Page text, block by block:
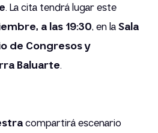
. La cita tendrá lugar este
a las 19:30, en laSala
de Congresos y
Baluarte.
compartirá escenario